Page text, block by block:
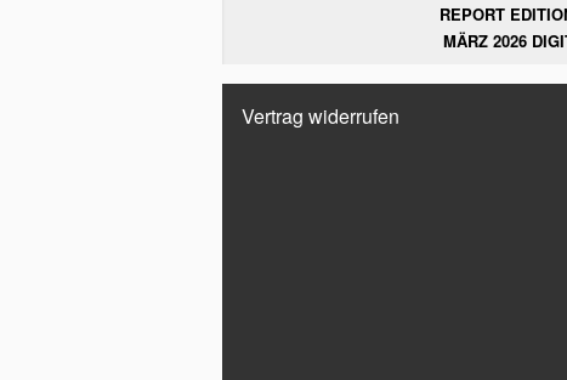
REPORT
MÄRZ 2026
Vertrag widerrufen